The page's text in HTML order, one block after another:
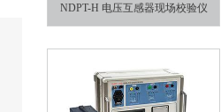
NDPT-H 电压互感器现场校验仪